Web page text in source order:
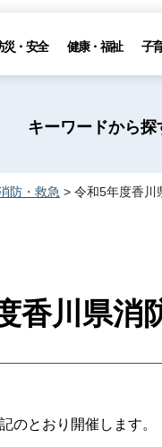
災・安全 健康・福祉 子
キーワードから探
防・救急 > 令和5年度香川
香川県消
のとおり開催します。